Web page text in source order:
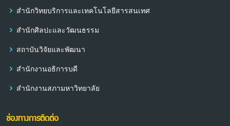
สำนักวิทยบริการและเทคโนโลยีสารสนเทศ
สำนักศิลปะและวัฒนธรรม
สถาบันวิจัยและพัฒนา
สำนักงานอธิการบดี
สำนักงานสภามหาวิทยาลัย
ช่องทางการติดต่อ